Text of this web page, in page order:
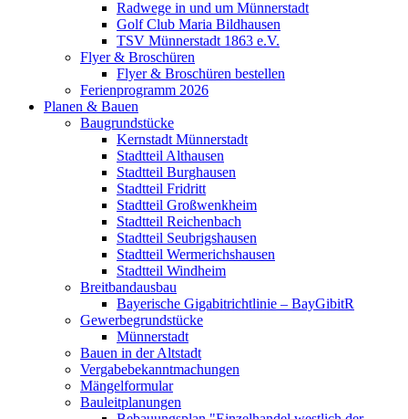
Radwege in und um Münnerstadt
Golf Club Maria Bildhausen
TSV Münnerstadt 1863 e.V.
Flyer & Broschüren
Flyer & Broschüren bestellen
Ferienprogramm 2026
Planen & Bauen
Baugrundstücke
Kernstadt Münnerstadt
Stadtteil Althausen
Stadtteil Burghausen
Stadtteil Fridritt
Stadtteil Großwenkheim
Stadtteil Reichenbach
Stadtteil Seubrigshausen
Stadtteil Wermerichshausen
Stadtteil Windheim
Breitbandausbau
Bayerische Gigabitrichtlinie – BayGibitR
Gewerbegrundstücke
Münnerstadt
Bauen in der Altstadt
Vergabebekanntmachungen
Mängelformular
Bauleitplanungen